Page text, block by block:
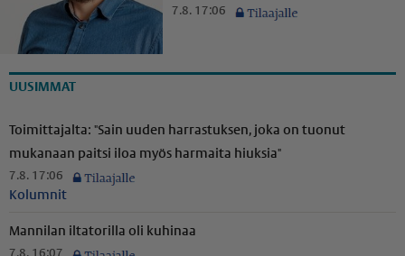
7.8. 17:06
UUSIMMAT
Toimittajalta: "Sain uuden harrastuksen, joka on tuonut
mukanaan paitsi iloa myös harmaita hiuksia"
7.8. 17:06
Kolumnit
Mannilan iltatorilla oli kuhinaa
7.8. 16:07